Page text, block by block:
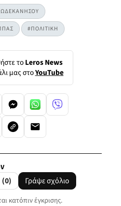
#ΠΟΛΙΤΙΚΗ
τοLeros News
μας στοYouTube
(0) Γράψε σχόλιο
κατόπιν έγκρισης.